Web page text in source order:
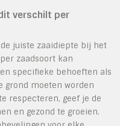
verschilt per
juiste zaaidiepte bij het
zaadsoort kan
specifieke behoeften als
grond moeten worden
respecteren, geef je de
en gezond te groeien.